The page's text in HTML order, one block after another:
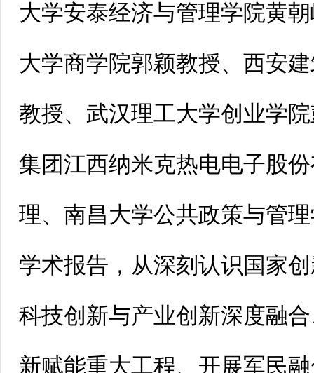
大学安泰经济与管理学院黄
大学商学院郭颖教授、西安
教授、武汉理工大学创业学
集团江西纳米克热电电子股
理、南昌大学公共政策与管
学术报告，从深刻认识国家
科技创新与产业创新深度融
新赋能重大工程、开展军民